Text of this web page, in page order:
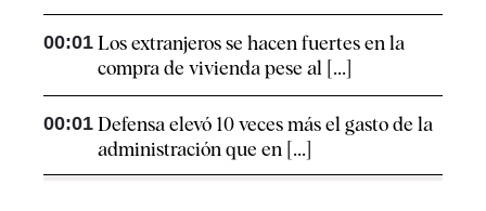
00:01 Los extranjeros se hacen fuertes en la
compra de vivienda pese al [...]
00:01 Defensa elevó 10 veces más el gasto de la
administración que en [...]